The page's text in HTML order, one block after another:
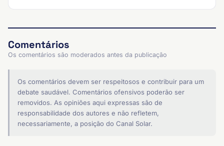
Comentários
Os comentários são moderados antes da publicação
Os comentários devem ser respeitosos e contribuir para um
debate saudável. Comentários ofensivos poderão ser
removidos. As opiniões aqui expressas são de
responsabilidade dos autores e não refletem,
necessariamente, a posição do Canal Solar.